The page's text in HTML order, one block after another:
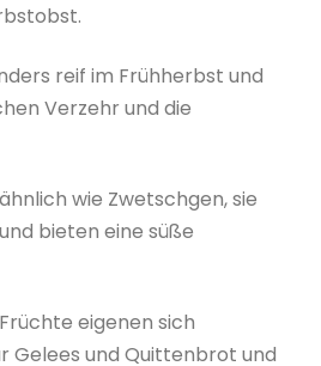
reif im Frühherbst und
Verzehr und die
wie Zwetschgen, sie
bieten eine süße
eigenen sich
Gelees und Quittenbrot und